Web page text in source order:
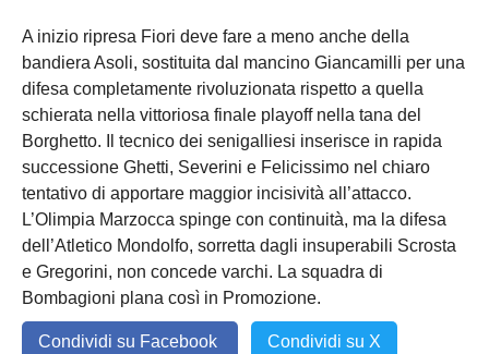
A inizio ripresa Fiori deve fare a meno anche della
bandiera Asoli, sostituita dal mancino Giancamilli per una
difesa completamente rivoluzionata rispetto a quella
schierata nella vittoriosa finale playoff nella tana del
Borghetto. Il tecnico dei senigalliesi inserisce in rapida
successione Ghetti, Severini e Felicissimo nel chiaro
tentativo di apportare maggior incisività all’attacco.
L’Olimpia Marzocca spinge con continuità, ma la difesa
dell’Atletico Mondolfo, sorretta dagli insuperabili Scrosta
e Gregorini, non concede varchi. La squadra di
Bombagioni plana così in Promozione.
Condividi su Facebook Condividi su X